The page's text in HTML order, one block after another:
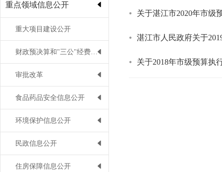
重点领域信息公开
重大项目建设公开
财政预决算和"三公"经费公开
审批改革
食品药品安全信息公开
环境保护信息公开
民政信息公开
住房保障信息公开
关于湛江市2020年市级
湛江市人民政府关于
关于2018年市级预算执